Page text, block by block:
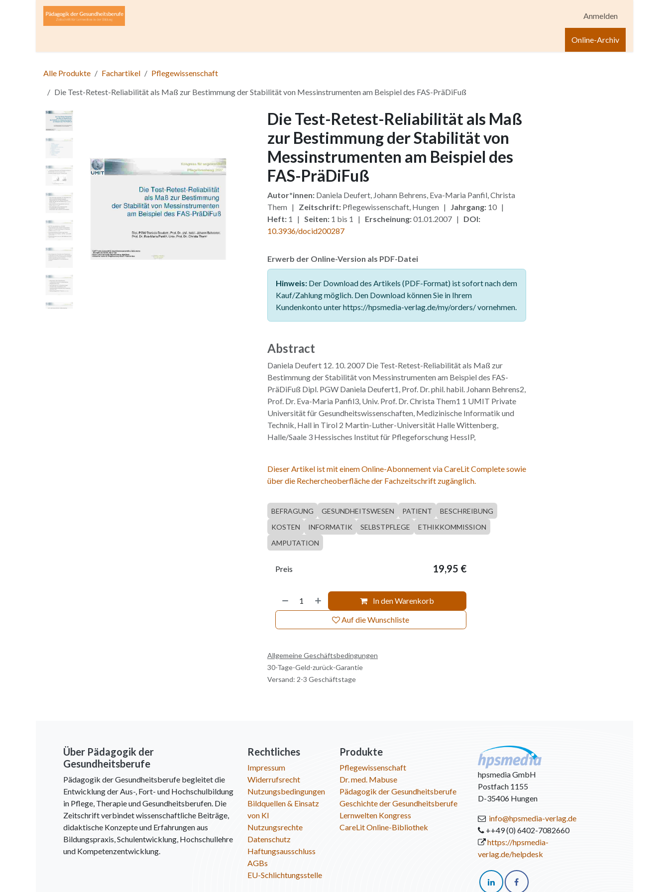
Zum Inhalt springen
Anmelden
Online-Archiv
Alle Produkte Fachartikel
Pflegewissenschaft
Die Test-Retest-Reliabilität als Maß zur Bestimmung der Stabilität von Messinstrumenten am Beispiel des FAS-PräDiFuß
Die Test-Retest-Reliabilität als Maß
zur Bestimmung der Stabilität von
Messinstrumenten am Beispiel des
FAS-PräDiFuß
Autor*innen:Daniela Deufert, Johann Behrens, Eva-Maria Panfil, Christa
Them | Zeitschrift:Pflegewissenschaft, Hungen | Jahrgang:10 |
Heft:1 | Seiten:1 bis 1 | Erscheinung:01.01.2007 | DOI:
10.3936/docid200287
Erwerb der Online-Version als PDF-Datei
Hinweis:Der Download des Artikels (PDF-Format) ist sofort nach dem
Kauf/Zahlung möglich. Den Download können Sie in Ihrem
Kundenkonto unter https://hpsmedia-verlag.de/my/orders/ vornehmen.
Abstract
Daniela Deufert 12. 10. 2007 Die Test-Retest-Reliabilität als Maß zur
Bestimmung der Stabilität von Messinstrumenten am Beispiel des FAS-
PräDiFuß Dipl. PGW Daniela Deufert1, Prof. Dr. phil. habil. Johann Behrens2,
Prof. Dr. Eva-Maria Panfil3, Univ. Prof. Dr. Christa Them1 1 UMIT Private
Universität für Gesundheitswissenschaften, Medizinische Informatik und
Technik, Hall in Tirol 2 Martin-Luther-Universität Halle Wittenberg,
Halle/Saale 3 Hessisches Institut für Pflegeforschung HessIP,
Dieser Artikel ist mit einem Online-Abonnement via CareLit Complete sowie
über die Rechercheoberfläche der Fachzeitschrift zugänglich.
BEFRAGUNG GESUNDHEITSWESEN PATIENT
BESCHREIBUNG
KOSTEN
INFORMATIK SELBSTPFLEGE
ETHIKKOMMISSION
AMPUTATION
In den Warenkorb
Auf die Wunschliste
Preis 19,95 €
Allgemeine Geschäftsbedingungen
30-Tage-Geld-zurück-Garantie
Versand: 2-3 Geschäftstage
Über Pädagogik der
Gesundheitsberufe
Pädagogik der Gesundheitsberufe begleitet die
Entwicklung der Aus-, Fort- und Hochschulbildung
in Pflege, Therapie und Gesundheitsberufen. Die
Zeitschrift verbindet wissenschaftliche Beiträge,
didaktische Konzepte und Erfahrungen aus
Bildungspraxis, Schulentwicklung, Hochschullehre
und Kompetenzentwicklung.
Rechtliches
Impressum
Widerrufsrecht
Nutzungsbedingungen
Bildquellen & Einsatz
von KI
Nutzungsrechte
Datenschutz
Haftungsausschluss
AGBs
EU-Schlichtungsstelle
Produkte
Pflegewissenschaft
Dr. med. Mabuse
Pädagogik der Gesundheitsberufe
Geschichte der Gesundheitsberufe
Lernwelten Kongress
CareLit Online-Bibliothek
hpsmedia GmbH
Postfach 1155
D-35406 Hungen
info@hpsmedia-verlag.de
++49 (0) 6402-7082660
https://hpsmedia-
verlag.de/helpdesk